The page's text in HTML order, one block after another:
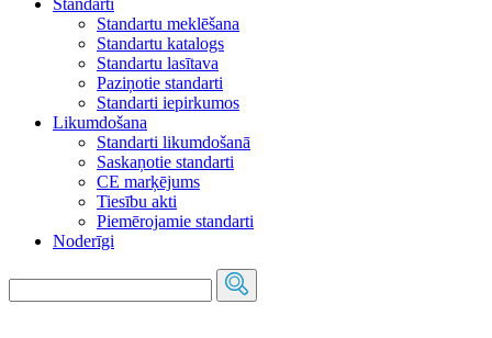
Standarti
Standartu meklēšana
Standartu katalogs
Standartu lasītava
Paziņotie standarti
Standarti iepirkumos
Likumdošana
Standarti likumdošanā
Saskaņotie standarti
CE marķējums
Tiesību akti
Piemērojamie standarti
Noderīgi